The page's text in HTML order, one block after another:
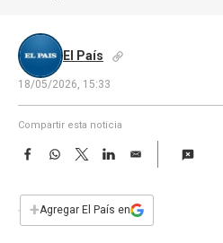
El País
18/05/2026, 15:33
Compartir esta noticia
F
e
b
W
s
T
w
t
L
E
i
l
+Agregar El País en